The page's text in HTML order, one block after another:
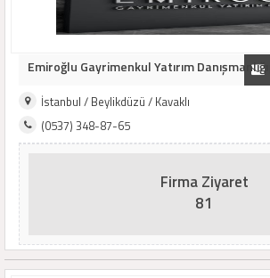
Emiroğlu Gayrimenkul Yatırım Danışmanlığı
İstanbul / Beylikdüzü / Kavaklı
(0537) 348-87-65
Firma Ziyaret
81